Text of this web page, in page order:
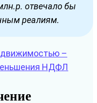
отвечало бы
реалиям.
–
НДФЛ